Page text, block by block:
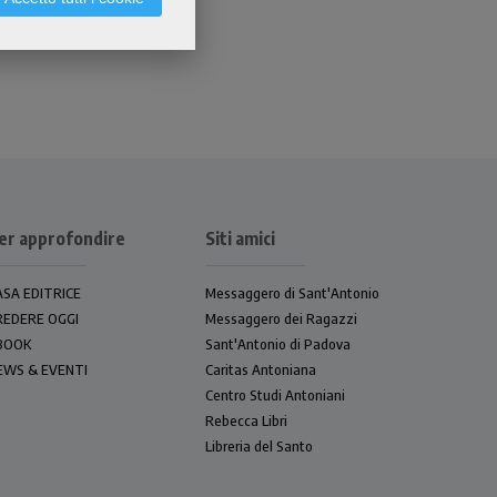
approfondire
EDITRICE
OGGI
& EVENTI
Siti amici
Messaggero di Sant'Antonio
Messaggero dei Ragazzi
Sant'Antonio di Padova
Caritas Antoniana
Centro Studi Antoniani
Rebecca Libri
Libreria del Santo